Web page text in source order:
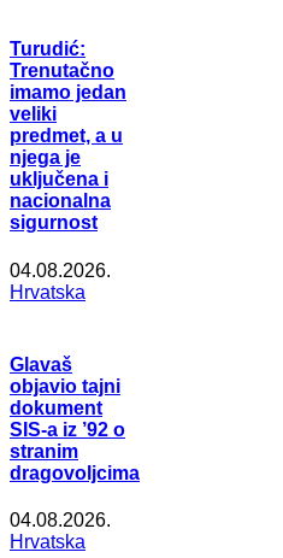
Turudić:
Trenutačno
imamo jedan
veliki
predmet, a u
njega je
uključena i
nacionalna
sigurnost
04.08.2026.
Hrvatska
Glavaš
objavio tajni
dokument
SIS-a iz ’92 o
stranim
dragovoljcima
04.08.2026.
Hrvatska